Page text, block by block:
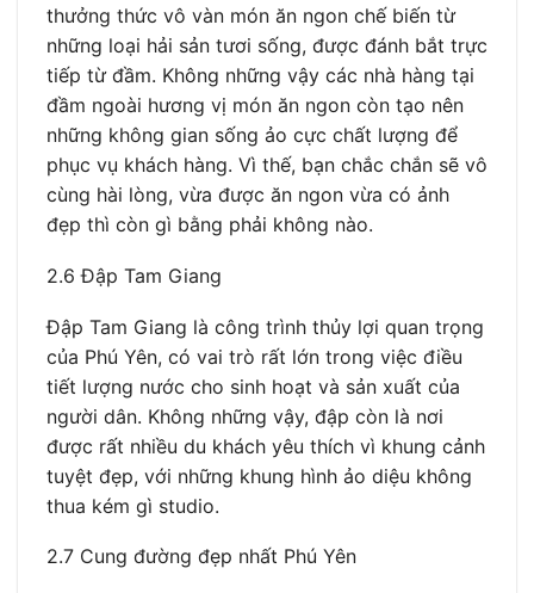
thưởng thức vô vàn món ăn ngon chế biến từ
những loại hải sản tươi sống, được đánh bắt trực
tiếp từ đầm. Không những vậy các nhà hàng tại
đầm ngoài hương vị món ăn ngon còn tạo nên
những không gian sống ảo cực chất lượng để
phục vụ khách hàng. Vì thế, bạn chắc chắn sẽ vô
cùng hài lòng, vừa được ăn ngon vừa có ảnh
đẹp thì còn gì bằng phải không nào.
2.6 Đập Tam Giang
Đập Tam Giang là công trình thủy lợi quan trọng
của Phú Yên, có vai trò rất lớn trong việc điều
tiết lượng nước cho sinh hoạt và sản xuất của
người dân. Không những vậy, đập còn là nơi
được rất nhiều du khách yêu thích vì khung cảnh
tuyệt đẹp, với những khung hình ảo diệu không
thua kém gì studio.
2.7 Cung đường đẹp nhất Phú Yên